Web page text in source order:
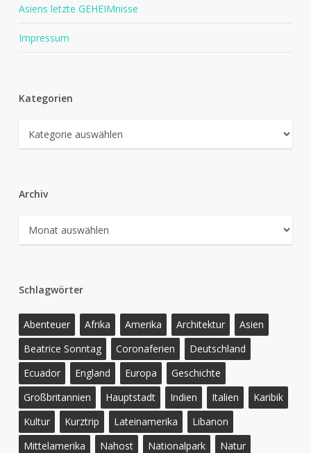
Asiens letzte GEHEIMnisse
Impressum
Kategorien
Kategorien
Archiv
Archiv
Schlagwörter
Abenteuer Afrika Amerika Architektur
Asien
Beatrice Sonntag
Coronaferien
Deutschland
Ecuador
England Europa
Geschichte
Großbritannien
Hauptstadt Indien Italien
Karibik
Kultur
Kurztrip Lateinamerika
Libanon
Mittelamerika
Nahost Nationalpark
Natur